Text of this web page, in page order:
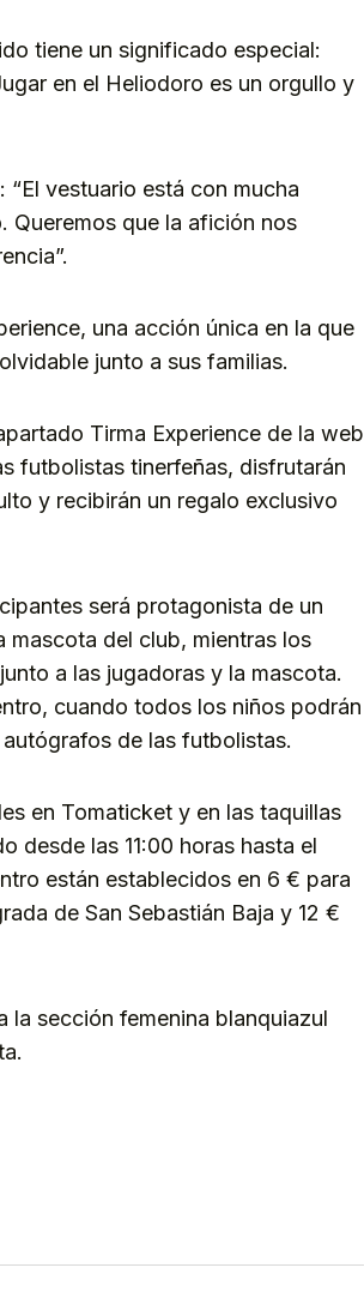
tiene un significado especial:
en el Heliodoro es un orgullo y
vestuario está con mucha
Queremos que la afición nos
una acción única en la que
junto a sus familias.
Tirma Experience de la web
futbolistas tinerfeñas, disfrutarán
y recibirán un regalo exclusivo
será protagonista de un
mascota del club, mientras los
a las jugadoras y la mascota.
cuando todos los niños podrán
de las futbolistas.
en Tomaticket y en las taquillas
desde las 11:00 horas hasta el
están establecidos en 6 € para
de San Sebastián Baja y 12 €
la sección femenina blanquiazul